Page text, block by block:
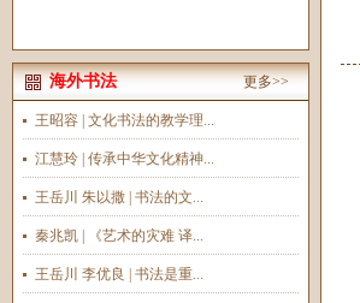
海外书法 更多>>
王昭容 | 文化书法的教学理...
江慧玲 | 传承中华文化精神...
王岳川 朱以撒 | 书法的文...
秦兆凯 | 《艺术的灾难 译...
王岳川 李优良 | 书法是重...